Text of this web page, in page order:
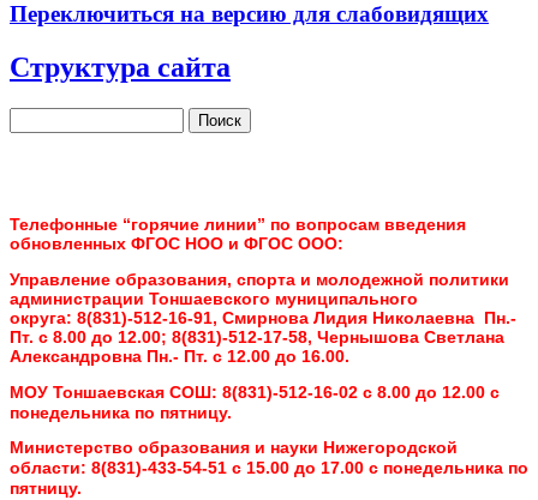
Переключиться на версию для слабовидящих
Структура сайта
Телефонные “горячие линии” по вопросам введения
обновленных ФГОС НОО и ФГОС ООО:
Управление образования, спорта и молодежной политики
администрации Тоншаевского муниципального
округа: 8(831)-512-16-91, Смирнова Лидия Николаевна Пн.-
Пт. с 8.00 до 12.00; 8(831)-512-17-58, Чернышова Светлана
Александровна Пн.- Пт. с 12.00 до 16.00.
МОУ Тоншаевская СОШ: 8(831)-512-16-02 с 8.00 до 12.00 с
понедельника по пятницу.
Министерство образования и науки Нижегородской
области: 8(831)-433-54-51 с 15.00 до 17.00 с понедельника по
пятницу.